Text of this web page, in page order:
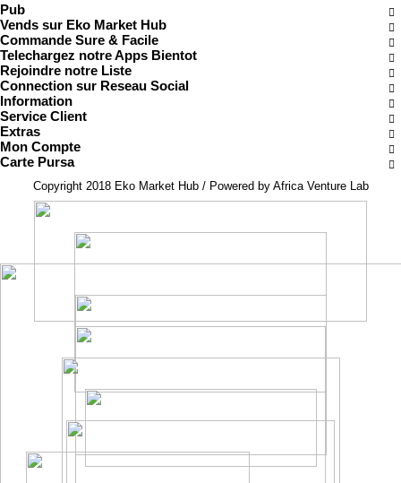
Pub
Vends sur Eko Market Hub
Commande Sure & Facile
Telechargez notre Apps Bientot
Rejoindre notre Liste
Connection sur Reseau Social
Information
Service Client
Extras
Mon Compte
Carte Pursa
Copyright 2018 Eko Market Hub / Powered by Africa Venture Lab